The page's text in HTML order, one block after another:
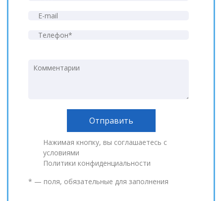
Нажимая кнопку, вы соглашаетесь с
условиями
Политики конфиденциальности
* — поля, обязательные для заполнения